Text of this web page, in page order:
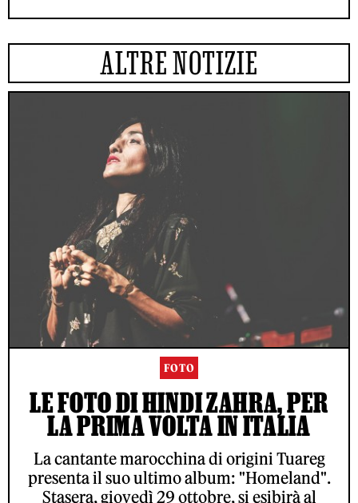
ALTRE NOTIZIE
FOTO
LE FOTO DI HINDI ZAHRA, PER
LA PRIMA VOLTA IN ITALIA
La cantante marocchina di origini Tuareg
presenta il suo ultimo album: "Homeland".
Stasera, giovedì 29 ottobre, si esibirà al